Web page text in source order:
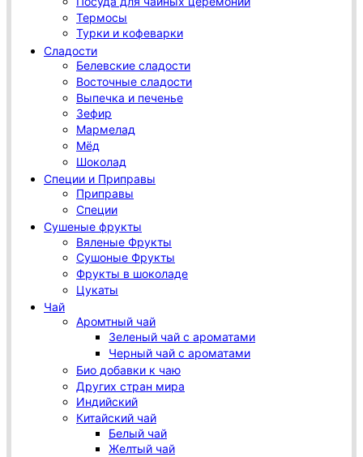
Термосы
Турки и кофеварки
Сладости
Белевские сладости
Восточные сладости
Выпечка и печенье
Зефир
Мармелад
Мёд
Шоколад
Специи и Приправы
Приправы
Специи
Сушеные фрукты
Вяленые Фрукты
Сушоные Фрукты
Фрукты в шоколаде
Цукаты
Чай
Аромтный чай
Зеленый чай с ароматами
Черный чай с ароматами
Био добавки к чаю
Других стран мира
Индийский
Китайский чай
Белый чай
Желтый чай